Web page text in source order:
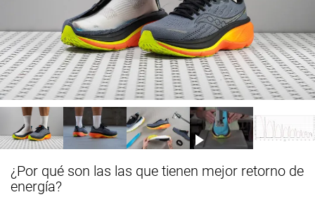
¿Por qué son las las que tienen mejor retorno de
energía?